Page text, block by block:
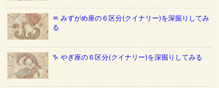
♒️ みずがめ座の６区分(クイナリー)を深掘りしてみ
る
♑️ やぎ座の６区分(クイナリー)を深掘りしてみる